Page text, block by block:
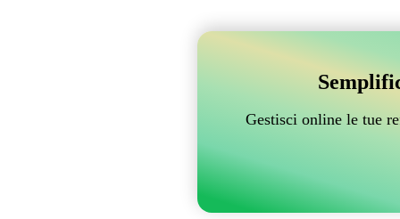
Gestisci online le tue